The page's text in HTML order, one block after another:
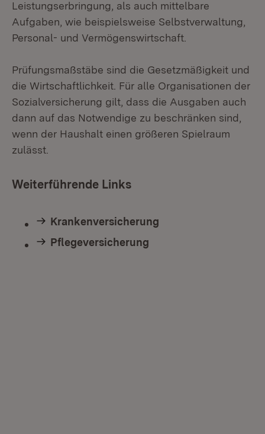
Leistungserbringung, als auch mittelbare
Aufgaben, wie beispielsweise Selbstverwaltung,
Personal- und Vermögenswirtschaft.
Prüfungsmaßstäbe sind die Gesetzmäßigkeit und
die Wirtschaftlichkeit. Für alle Organisationen der
Sozialversicherung gilt, dass die Ausgaben auch
dann auf das Notwendige zu beschränken sind,
wenn der Haushalt einen größeren Spielraum
zulässt.
Weiterführende Links
Krankenversicherung
Pflegeversicherung